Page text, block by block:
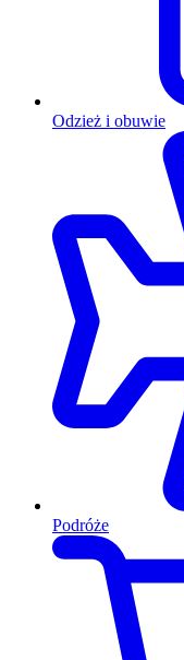
Odzież i obuwie
Podróże